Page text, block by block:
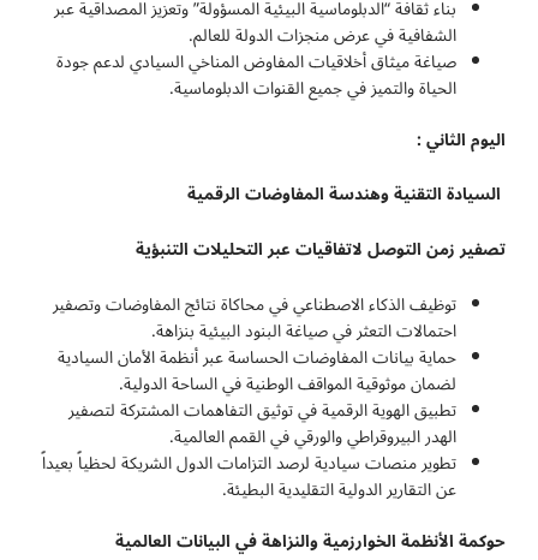
بناء ثقافة “الدبلوماسية البيئية المسؤولة” وتعزيز المصداقية عبر
الشفافية في عرض منجزات الدولة للعالم.
صياغة ميثاق أخلاقيات المفاوض المناخي السيادي لدعم جودة
الحياة والتميز في جميع القنوات الدبلوماسية.
اليوم الثاني :
السيادة التقنية وهندسة المفاوضات الرقمية
تصفير زمن التوصل لاتفاقيات عبر التحليلات التنبؤية
توظيف الذكاء الاصطناعي في محاكاة نتائج المفاوضات وتصفير
احتمالات التعثر في صياغة البنود البيئية بنزاهة.
حماية بيانات المفاوضات الحساسة عبر أنظمة الأمان السيادية
لضمان موثوقية المواقف الوطنية في الساحة الدولية.
تطبيق الهوية الرقمية في توثيق التفاهمات المشتركة لتصفير
الهدر البيروقراطي والورقي في القمم العالمية.
تطوير منصات سيادية لرصد التزامات الدول الشريكة لحظياً بعيداً
عن التقارير الدولية التقليدية البطيئة.
حوكمة الأنظمة الخوارزمية والنزاهة في البيانات العالمية